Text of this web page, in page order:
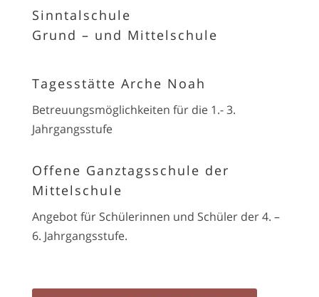
Sinntalschule
Grund – und Mittelschule
Tagesstätte Arche Noah
Betreuungsmöglichkeiten für die 1.- 3.
Jahrgangsstufe
Offene Ganztagsschule der
Mittelschule
Angebot für Schülerinnen und Schüler der 4. –
6. Jahrgangsstufe.